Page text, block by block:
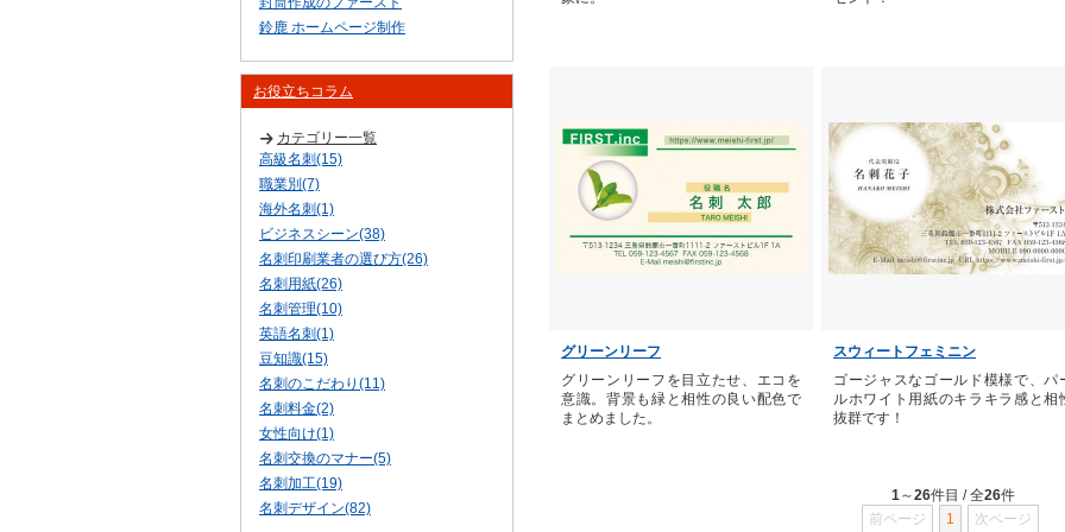
グリーンリーフ
グリーンリーフを目立たせ、エコを
意識。背景も緑と相性の良い配色で
まとめました。
スウィートフェミニン
ゴージャスなゴールド模様で、パ
ルホワイト用紙のキラキラ感と相
抜群です！
1～26件目 / 全26件
前ページ
1 次ページ
鈴鹿 ホームページ制作
お役立ちコラム
カテゴリー一覧
高級名刺(15)
職業別(7)
海外名刺(1)
ビジネスシーン(38)
名刺印刷業者の選び方(26)
名刺用紙(26)
名刺管理(10)
英語名刺(1)
豆知識(15)
名刺のこだわり(11)
名刺料金(2)
女性向け(1)
名刺交換のマナー(5)
名刺加工(19)
名刺デザイン(82)